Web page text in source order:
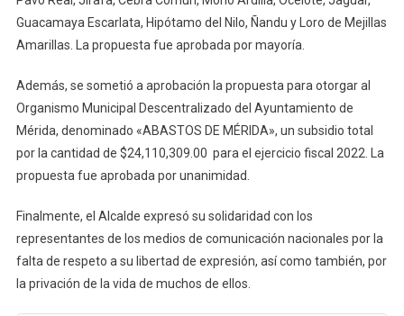
Guacamaya Escarlata, Hipótamo del Nilo, Ñandu y Loro de Mejillas
Amarillas. La propuesta fue aprobada por mayoría.
Además, se sometió a aprobación la propuesta para otorgar al
Organismo Municipal Descentralizado del Ayuntamiento de
Mérida, denominado «ABASTOS DE MÉRIDA», un subsidio total
por la cantidad de $24,110,309.00 para el ejercicio fiscal 2022. La
propuesta fue aprobada por unanimidad.
Finalmente, el Alcalde expresó su solidaridad con los
representantes de los medios de comunicación nacionales por la
falta de respeto a su libertad de expresión, así como también, por
la privación de la vida de muchos de ellos.